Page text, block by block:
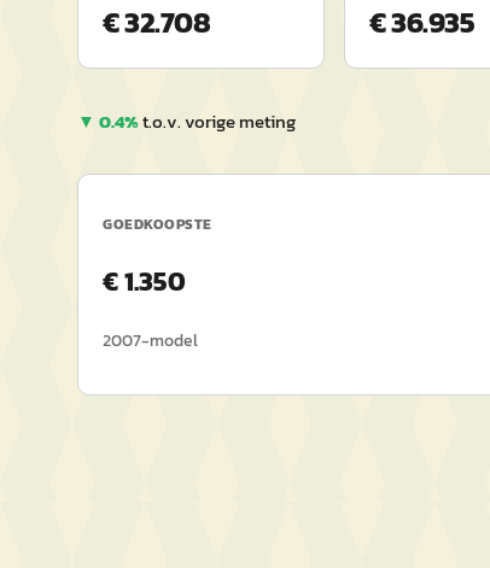
€ 32.708 € 36.935
▼ 0.4%t.o.v. vorige meting
GOEDKOOPSTE
€1.350
2007-model